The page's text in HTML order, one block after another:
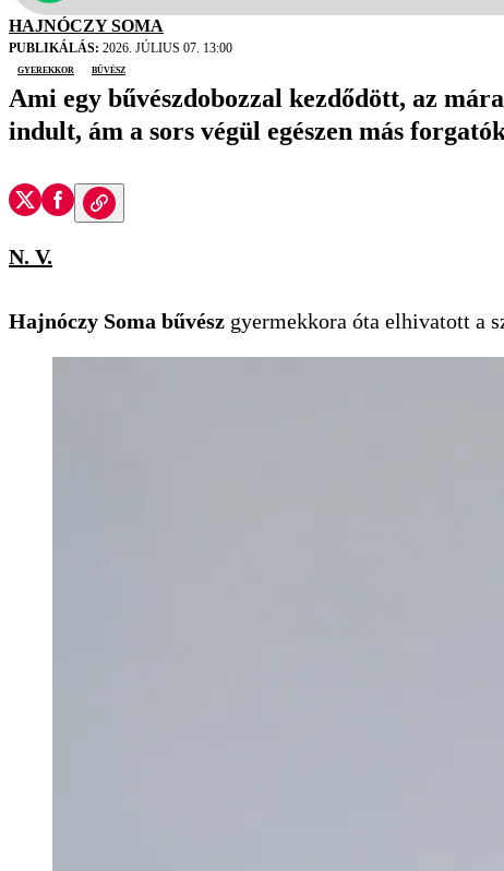
HAJNÓCZY SOMA
PUBLIKÁLÁS: 2026. JÚLIUS 07. 13:00
gyerekkor
bűvész
Ami egy bűvészdobozzal kezdődött, az
indult, ám a sors végül egészen más
N. V.
Hajnóczy Soma bűvész gyermekkora óta elhivatott a